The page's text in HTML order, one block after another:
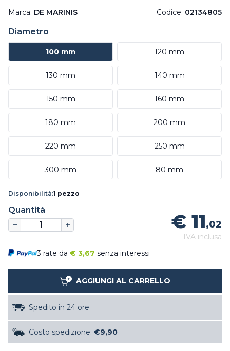
Marca: DE MARINIS Codice: 02134805
Diametro
100 mm 120 mm
130 mm 140 mm
150 mm 160 mm
180 mm 200 mm
220 mm 250 mm
300 mm 80 mm
Disponibilità:1 pezzo
Quantità
€ 11,02
IVA inclusa
3 rate da € 3,67 senza interessi
AGGIUNGI AL CARRELLO
Spedito in 24 ore
Costo spedizione: €9,90